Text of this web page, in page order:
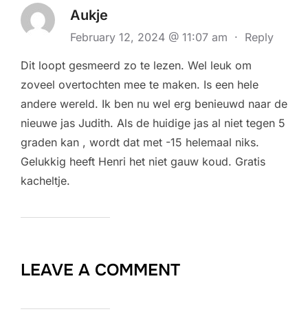
Aukje
February 12, 2024 @ 11:07 am · Reply
Dit loopt gesmeerd zo te lezen. Wel leuk om
zoveel overtochten mee te maken. Is een hele
andere wereld. Ik ben nu wel erg benieuwd naar de
nieuwe jas Judith. Als de huidige jas al niet tegen 5
graden kan , wordt dat met -15 helemaal niks.
Gelukkig heeft Henri het niet gauw koud. Gratis
kacheltje.
LEAVE A COMMENT